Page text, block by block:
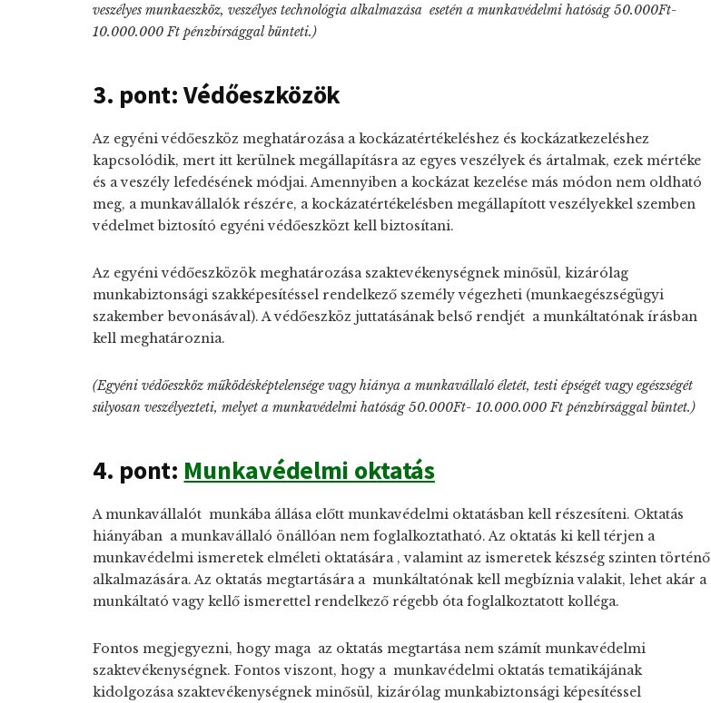
veszélyes munkaeszköz, veszélyes technológia alkalmazása esetén a munkavédelmi hatóság 50.000Ft-
10.000.000 Ft pénzbírsággal bünteti.)
3. pont: Védőeszközök
Az egyéni védőeszköz meghatározása a kockázatértékeléshez és kockázatkezeléshez
kapcsolódik, mert itt kerülnek megállapításra az egyes veszélyek és ártalmak, ezek mértéke
és a veszély lefedésének módjai. Amennyiben a kockázat kezelése más módon nem oldható
meg, a munkavállalók részére, a kockázatértékelésben megállapított veszélyekkel szemben
védelmet biztosító egyéni védőeszközt kell biztosítani.
Az egyéni védőeszközök meghatározása szaktevékenységnek minősül, kizárólag
munkabiztonsági szakképesítéssel rendelkező személy végezheti (munkaegészségügyi
szakember bevonásával). A védőeszköz juttatásának belső rendjét a munkáltatónak írásban
kell meghatároznia.
(Egyéni védőeszköz működésképtelensége vagy hiánya a munkavállaló életét, testi épségét vagy egészségét
súlyosan veszélyezteti, melyet a munkavédelmi hatóság 50.000Ft- 10.000.000 Ft pénzbírsággal büntet.)
4. pont: Munkavédelmi oktatás
A munkavállalót munkába állása előtt munkavédelmi oktatásban kell részesíteni. Oktatás
hiányában a munkavállaló önállóan nem foglalkoztatható. Az oktatás ki kell térjen a
munkavédelmi ismeretek elméleti oktatására , valamint az ismeretek készség szinten történő
alkalmazására. Az oktatás megtartására a munkáltatónak kell megbíznia valakit, lehet akár a
munkáltató vagy kellő ismerettel rendelkező régebb óta foglalkoztatott kolléga.
Fontos megjegyezni, hogy maga az oktatás megtartása nem számít munkavédelmi
szaktevékenységnek. Fontos viszont, hogy a munkavédelmi oktatás tematikájának
kidolgozása szaktevékenységnek minősül, kizárólag munkabiztonsági képesítéssel